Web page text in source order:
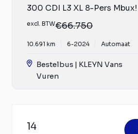
300 CDI L3 XL 8-Pers Mbux!
excl. BTW€66.750
10.691 km 6-2024 Automaat
Bestelbus | KLEYN Vans
Vuren
14